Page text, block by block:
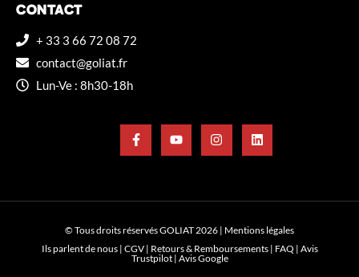
CONTACT
+ 33 3 66 72 08 72
contact@goliat.fr
Lun-Ve : 8h30-18h
© Tous droits réservés GOLIAT 2026 | Mentions légales
Ils parlent de nous| CGV| Retours & Remboursements| FAQ | Avis
Trustpilot| Avis Google